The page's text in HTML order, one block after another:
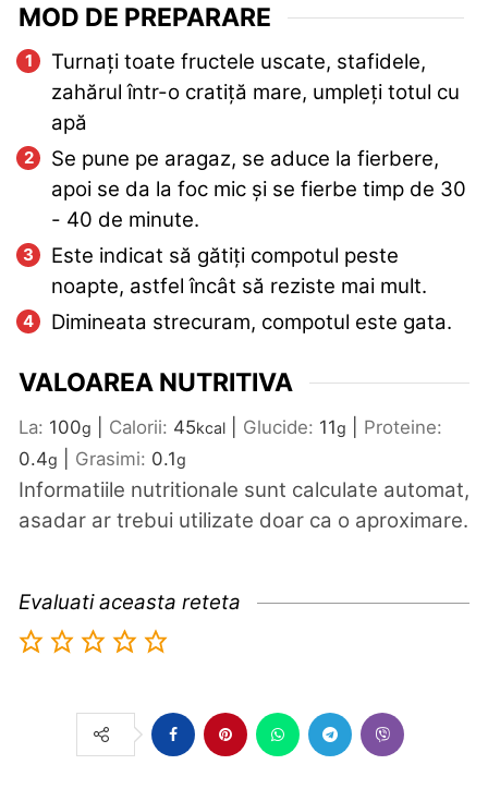
MOD DE PREPARARE
Turnați toate fructele uscate, stafidele,
zahărul într-o cratiță mare, umpleți totul cu
apă
Se pune pe aragaz, se aduce la fierbere,
apoi se da la foc mic și se fierbe timp de 30
- 40 de minute.
Este indicat să gătiți compotul peste
noapte, astfel încât să reziste mai mult.
Dimineata strecuram, compotul este gata.
VALOAREA NUTRITIVA
La: 100g Calorii: 45kcal Glucide: 11g
Proteine:
0.4g Grasimi: 0.1g
Informatiile nutritionale sunt calculate automat,
asadar ar trebui utilizate doar ca o aproximare.
Evaluati aceasta reteta